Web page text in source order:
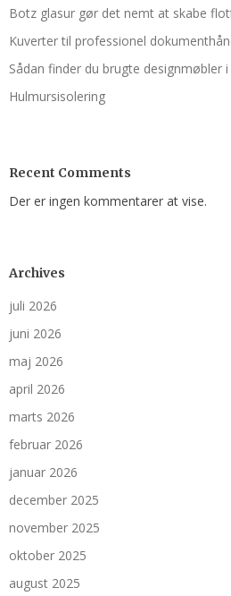
Botz glasur gør det nemt at skabe
Kuverter til professionel
Sådan finder du brugte designmøbler
Hulmursisolering
Recent Comments
Der er ingen kommentarer at vise.
Archives
juli 2026
juni 2026
maj 2026
april 2026
marts 2026
februar 2026
januar 2026
december 2025
november 2025
oktober 2025
august 2025